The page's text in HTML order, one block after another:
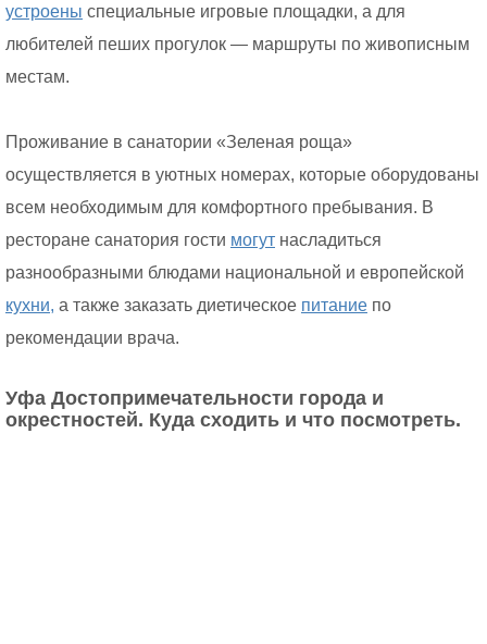
устроены специальные игровые площадки, а для
любителей пеших прогулок — маршруты по живописным
местам.
Проживание в санатории «Зеленая роща»
осуществляется в уютных номерах, которые оборудованы
всем необходимым для комфортного пребывания. В
ресторане санатория гости могут насладиться
разнообразными блюдами национальной и европейской
кухни, а также заказать диетическое питание по
рекомендации врача.
Уфа Достопримечательности города и
окрестностей. Куда сходить и что посмотреть.